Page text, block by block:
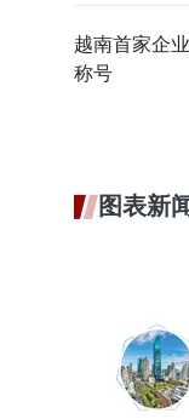
越南首家企
称号
图表新